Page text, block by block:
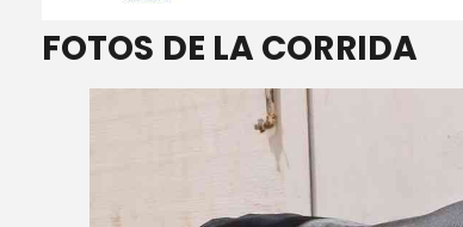
FOTOS DE LA CORRIDA